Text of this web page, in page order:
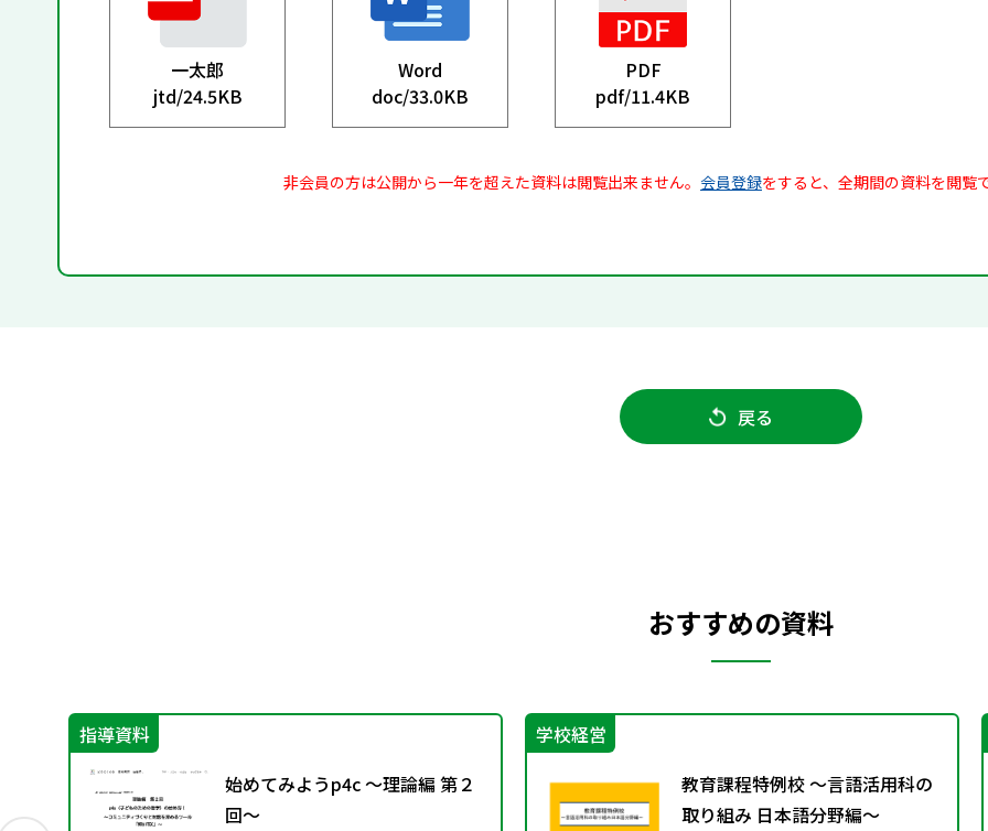
一太郎
jtd/24.5KB
Word
doc/33.0KB
PDF
pdf/11.4KB
非会員の方は公開から一年を超えた資料は閲覧出来ません。 会員登録をすると、全期間の資料を閲覧
戻る
おすすめの資料
指導資料
始めてみようp4c ～理論編 第２
回～
学校経営
教育課程特例校 ～言語活用科の
取り組み 日本語分野編～